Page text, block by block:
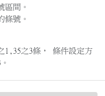
間。
號。
之3條， 條件設定方